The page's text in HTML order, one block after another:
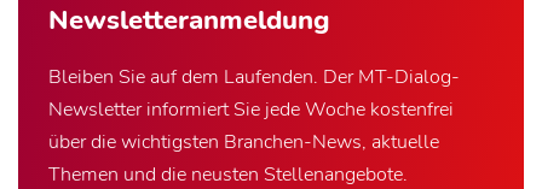
Newsletter­anmeldung
Bleiben Sie auf dem Laufenden. Der MT-Dialog-
Newsletter informiert Sie jede Woche kostenfrei
über die wichtigsten Branchen-News, aktuelle
Themen und die neusten Stellenangebote.